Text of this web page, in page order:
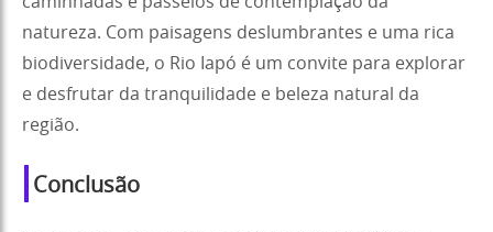
natureza. Com paisagens deslumbrantes e uma rica
biodiversidade, o Rio Iapó é um convite para explorar
e desfrutar da tranquilidade e beleza natural da
região.
Conclusão